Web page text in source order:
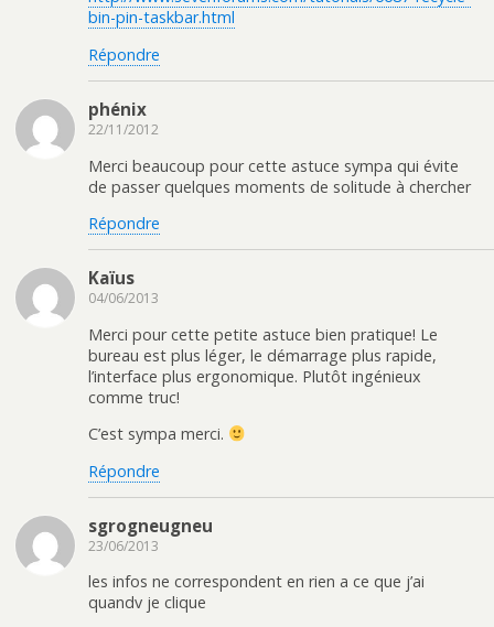
bin-pin-taskbar.html
Répondre
phénix
22/11/2012
Merci beaucoup pour cette astuce sympa qui évite
de passer quelques moments de solitude à chercher
Répondre
Kaïus
04/06/2013
Merci pour cette petite astuce bien pratique! Le
bureau est plus léger, le démarrage plus rapide,
l’interface plus ergonomique. Plutôt ingénieux
comme truc!
C’est sympa merci.
Répondre
sgrogneugneu
23/06/2013
les infos ne correspondent en rien a ce que j’ai
quandv je clique